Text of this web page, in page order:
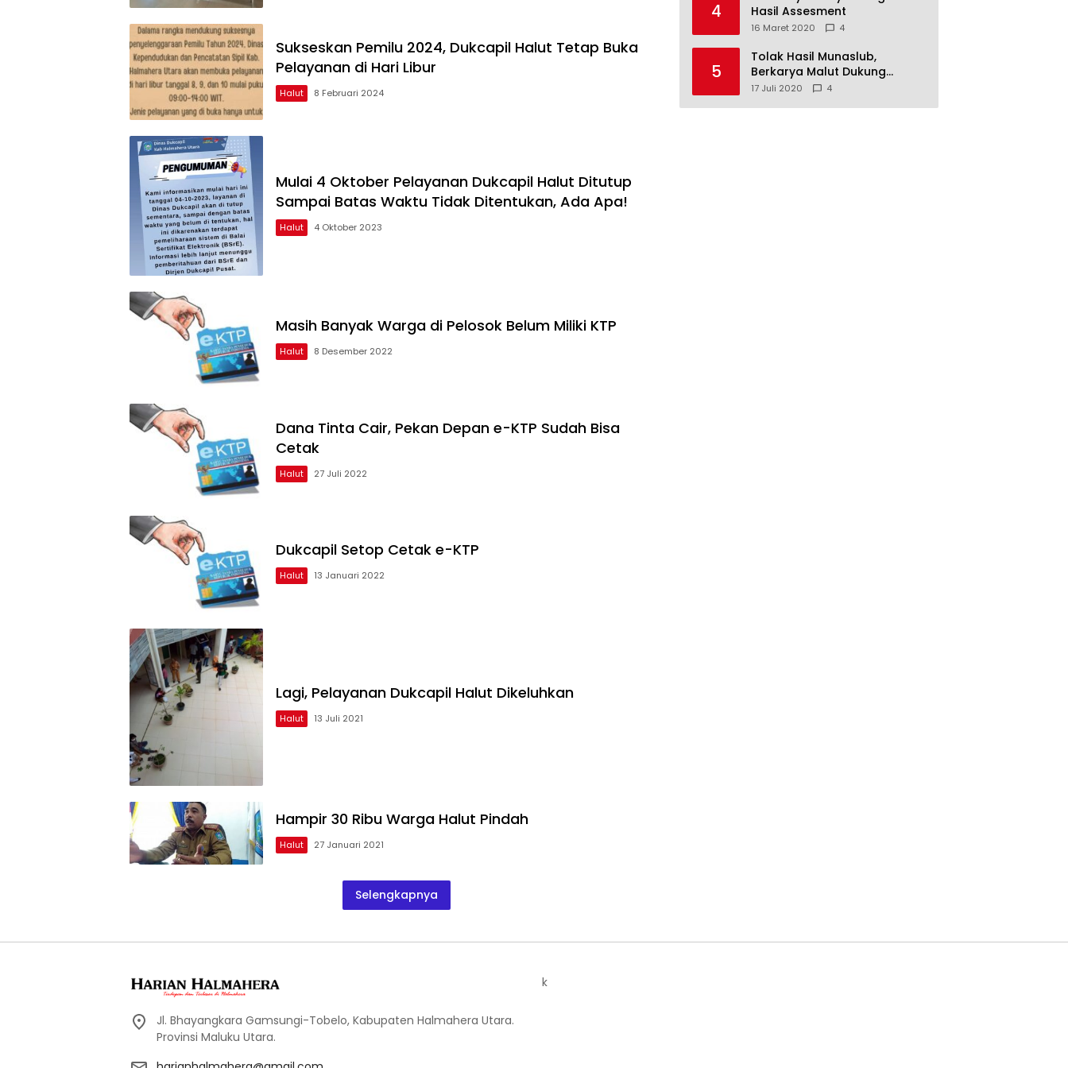
Sukseskan Pemilu 2024, Dukcapil Halut Tetap Buka
Pelayanan di Hari Libur
Halut 8 Februari 2024
Mulai 4 Oktober Pelayanan Dukcapil Halut Ditutup
Sampai Batas Waktu Tidak Ditentukan, Ada Apa!
Halut 4 Oktober 2023
Masih Banyak Warga di Pelosok Belum Miliki KTP
Halut 8 Desember 2022
Dana Tinta Cair, Pekan Depan e-KTP Sudah Bisa
Cetak
Halut 27 Juli 2022
Dukcapil Setop Cetak e-KTP
Halut 13 Januari 2022
Lagi, Pelayanan Dukcapil Halut Dikeluhkan
Halut 13 Juli 2021
Hampir 30 Ribu Warga Halut Pindah
Halut 27 Januari 2021
Selengkapnya
4
Hasil Assesment
16 Maret 2020 4
5
Tolak Hasil Munaslub,
Berkarya Malut Dukung
Tommy Soeharto
17 Juli 2020 4
Jl. Bhayangkara Gamsungi-Tobelo, Kabupaten Halmahera Utara.
Provinsi Maluku Utara.
k